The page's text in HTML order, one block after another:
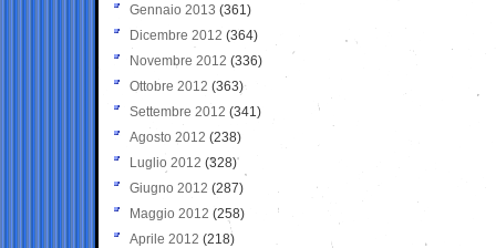
Gennaio 2013 (361)
Dicembre 2012 (364)
Novembre 2012 (336)
Ottobre 2012 (363)
Settembre 2012 (341)
Agosto 2012 (238)
Luglio 2012 (328)
Giugno 2012 (287)
Maggio 2012 (258)
Aprile 2012 (218)